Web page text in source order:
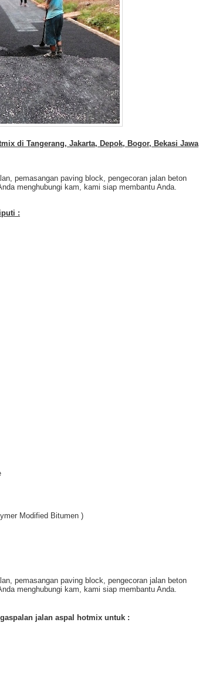
di Tangerang, Jakarta, Depok, Bogor, Bekasi Jawa
pemasangan paving block, pengecoran jalan beton
menghubungi kam, kami siap membantu Anda.
:
Modified Bitumen )
pemasangan paving block, pengecoran jalan beton
menghubungi kam, kami siap membantu Anda.
jalan aspal hotmix untuk :